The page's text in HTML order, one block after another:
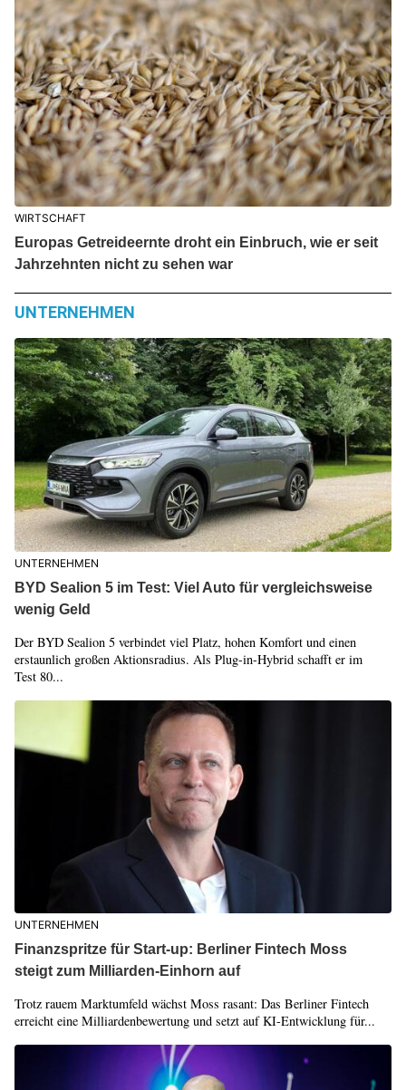
WIRTSCHAFT
Europas Getreideernte droht ein Einbruch, wie er seit
Jahrzehnten nicht zu sehen war
UNTERNEHMEN
UNTERNEHMEN
BYD Sealion 5 im Test: Viel Auto für vergleichsweise
wenig Geld
Der BYD Sealion 5 verbindet viel Platz, hohen Komfort und einen
erstaunlich großen Aktionsradius. Als Plug-in-Hybrid schafft er im
Test 80...
UNTERNEHMEN
Finanzspritze für Start-up: Berliner Fintech Moss
steigt zum Milliarden-Einhorn auf
Trotz rauem Marktumfeld wächst Moss rasant: Das Berliner Fintech
erreicht eine Milliardenbewertung und setzt auf KI-Entwicklung für...